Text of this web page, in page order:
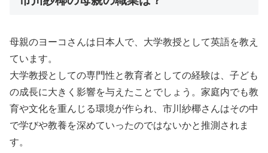
母親のヨーコさんは日本人で、大学教授として英語を教え
ています。
大学教授としての専門性と教育者としての経験は、子ども
の成長に大きく影響を与えたことでしょう。家庭内でも教
育や文化を重んじる環境が作られ、市川紗椰さんはその中
で学びや教養を深めていったのではないかと推測されま
す。